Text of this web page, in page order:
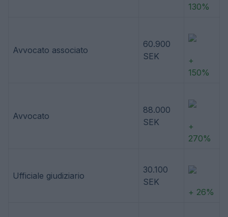
130%
Avvocato associato
60.900
SEK
+
150%
Avvocato
88.000
SEK
+
270%
Ufficiale giudiziario
30.100
SEK
+ 26%